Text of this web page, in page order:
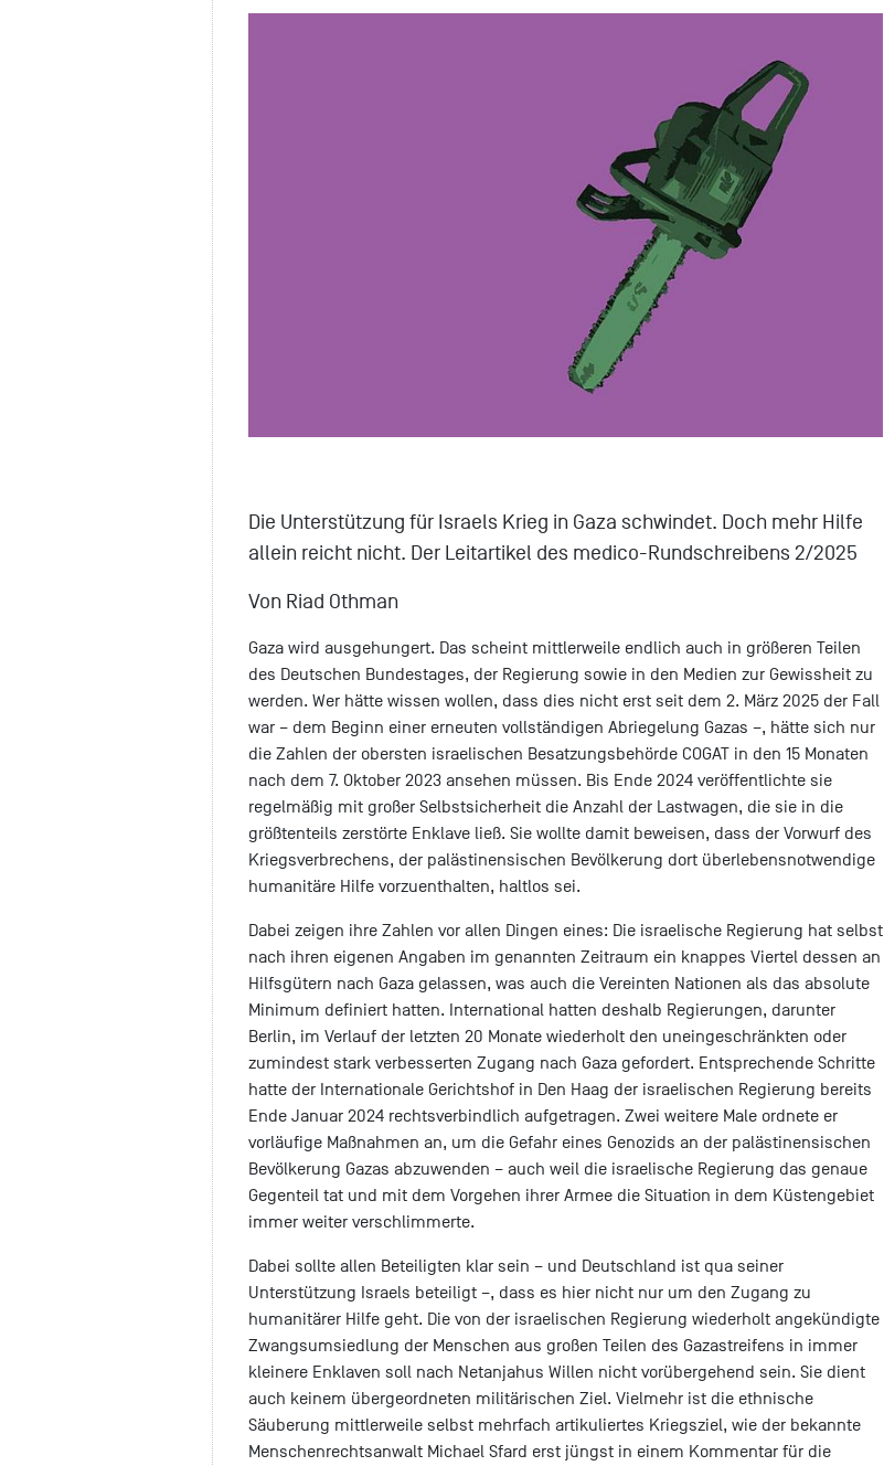
Die Unterstützung für Israels Krieg in Gaza schwindet. Doch mehr Hilfe
allein reicht nicht. Der Leitartikel des medico-Rundschreibens 2/2025
Von Riad Othman
Gaza wird ausgehungert. Das scheint mittlerweile endlich auch in größeren Teilen
des Deutschen Bundestages, der Regierung sowie in den Medien zur Gewissheit zu
werden. Wer hätte wissen wollen, dass dies nicht erst seit dem 2. März 2025 der Fall
war – dem Beginn einer erneuten vollständigen Abriegelung Gazas –, hätte sich nur
die Zahlen der obersten israelischen Besatzungsbehörde COGAT in den 15 Monaten
nach dem 7. Oktober 2023 ansehen müssen. Bis Ende 2024 veröffentlichte sie
regelmäßig mit großer Selbstsicherheit die Anzahl der Lastwagen, die sie in die
größtenteils zerstörte Enklave ließ. Sie wollte damit beweisen, dass der Vorwurf des
Kriegsverbrechens, der palästinensischen Bevölkerung dort überlebensnotwendige
humanitäre Hilfe vorzuenthalten, haltlos sei.
Dabei zeigen ihre Zahlen vor allen Dingen eines: Die israelische Regierung hat selbst
nach ihren eigenen Angaben im genannten Zeitraum ein knappes Viertel dessen an
Hilfsgütern nach Gaza gelassen, was auch die Vereinten Nationen als das absolute
Minimum definiert hatten. International hatten deshalb Regierungen, darunter
Berlin, im Verlauf der letzten 20 Monate wiederholt den uneingeschränkten oder
zumindest stark verbesserten Zugang nach Gaza gefordert. Entsprechende Schritte
hatte der Internationale Gerichtshof in Den Haag der israelischen Regierung bereits
Ende Januar 2024 rechtsverbindlich aufgetragen. Zwei weitere Male ordnete er
vorläufige Maßnahmen an, um die Gefahr eines Genozids an der palästinensischen
Bevölkerung Gazas abzuwenden – auch weil die israelische Regierung das genaue
Gegenteil tat und mit dem Vorgehen ihrer Armee die Situation in dem Küstengebiet
immer weiter verschlimmerte.
Dabei sollte allen Beteiligten klar sein – und Deutschland ist qua seiner
Unterstützung Israels beteiligt –, dass es hier nicht nur um den Zugang zu
humanitärer Hilfe geht. Die von der israelischen Regierung wiederholt angekündigte
Zwangsumsiedlung der Menschen aus großen Teilen des Gazastreifens in immer
kleinere Enklaven soll nach Netanjahus Willen nicht vorübergehend sein. Sie dient
auch keinem übergeordneten militärischen Ziel. Vielmehr ist die ethnische
Säuberung mittlerweile selbst mehrfach artikuliertes Kriegsziel, wie der bekannte
Menschenrechtsanwalt Michael Sfard erst jüngst in einem Kommentar für die